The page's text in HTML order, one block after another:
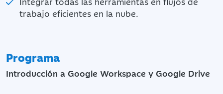
trabajo eficientes en la nube.
Programa
Introducción a Google Workspace y Google Drive